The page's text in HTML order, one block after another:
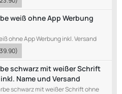
weiß ohne App Werbung
ohne App Werbung inkl. Versand
)
schwarz mit weißer Schrift
Name und Versand
schwarz mit weißer Schrift ohne